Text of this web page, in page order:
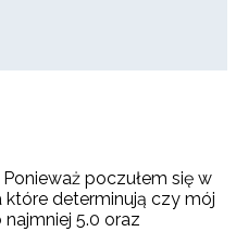
poczułem się w
które determinują czy mój
5.0 oraz